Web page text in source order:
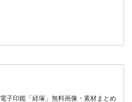
電子印鑑「経塚」無料画像・素材まとめ